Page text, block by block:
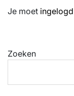
Je moet
Zoeken